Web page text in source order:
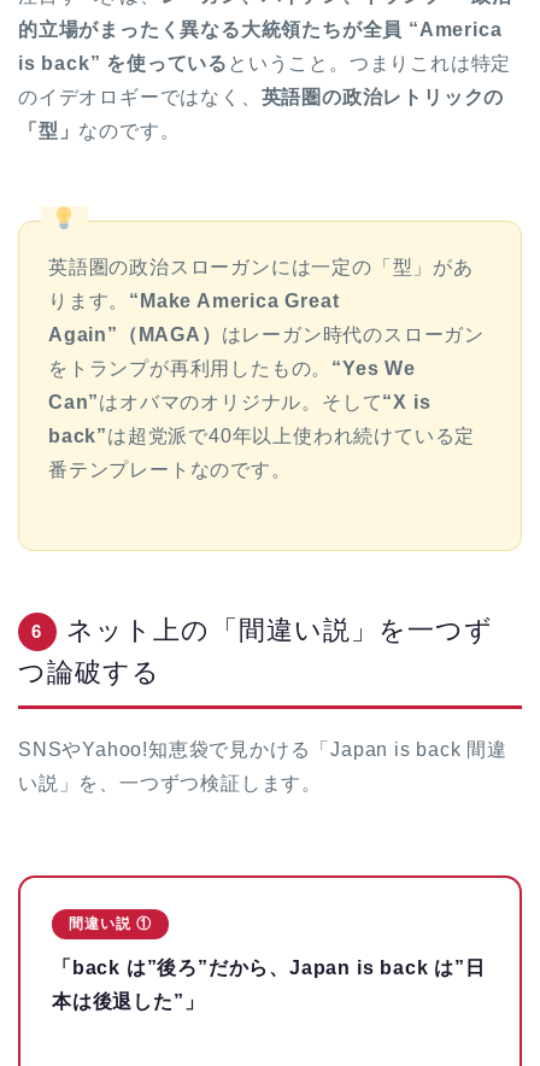
的立場がまったく異なる大統領たちが全員 “America
is back” を使っている ということ。つまりこれは特定
のイデオロギーではなく、 英語圏の政治レトリックの
「型」 なのです。
英語圏の政治スローガンには一定の「型」があ
ります。 “Make America Great
Again”（MAGA） はレーガン時代のスローガン
をトランプが再利用したもの。 “Yes We
Can”はオバマのオリジナル。そして“X is
back”は超党派で40年以上使われ続けている定
番テンプレートなのです。
6
ネット上の「間違い説」を一つず
つ論破する
SNSやYahoo!知恵袋で見かける「Japan is back 間違
い説」を、一つずつ検証します。
間違い説 ①
「back は”後ろ”だから、Japan is back は”日
本は後退した”」